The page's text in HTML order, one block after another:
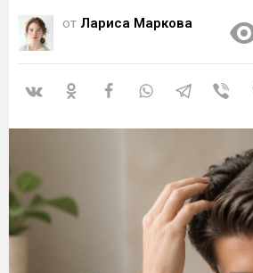
от Лариса Маркова